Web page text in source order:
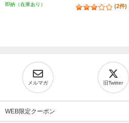
即納（在庫あり）
(2件)
メルマガ 旧Twitter
WEB限定クーポン